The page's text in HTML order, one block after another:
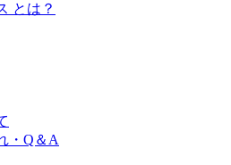
とは？
・Q＆A